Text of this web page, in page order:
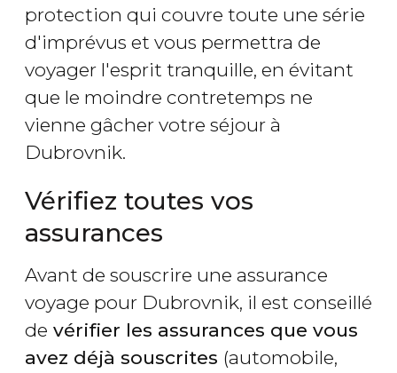
protection qui couvre toute une série
d'imprévus et vous permettra de
voyager l'esprit tranquille, en évitant
que le moindre contretemps ne
vienne gâcher votre séjour à
Dubrovnik.
Vérifiez toutes vos
assurances
Avant de souscrire une assurance
voyage pour Dubrovnik, il est conseillé
de vérifier les assurances que vous
avez déjà souscrites (automobile,